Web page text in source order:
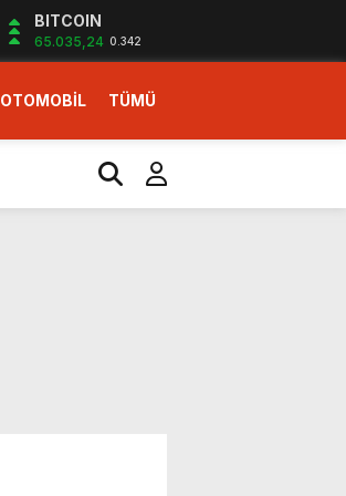
BITCOIN
65.035,24 0.342
OTOMOBİL TÜMÜ